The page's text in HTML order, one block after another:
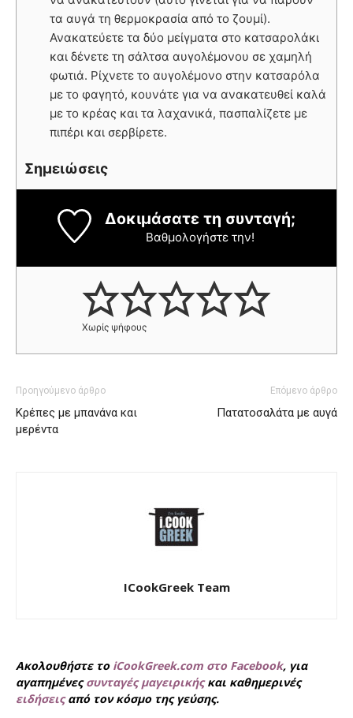
τα αυγά τη θερμοκρασία από το ζουμί).
Ανακατεύετε τα δύο μείγματα στο κατσαρολάκι
και δένετε τη σάλτσα αυγολέμονου σε χαμηλή
φωτιά. Ρίχνετε το αυγολέμονο στην κατσαρόλα
με το φαγητό, κουνάτε για να ανακατευθεί καλά
με το κρέας και τα λαχανικά, πασπαλίζετε με
πιπέρι και σερβίρετε.
Σημειώσεις
Δοκιμάσατε τη συνταγή;
Βαθμολογήστε την!
Χωρίς ψήφους
Προηγούμενο άρθρο
Κρέπες με μπανάνα και
μερέντα
Επόμενο άρθρο
Πατατοσαλάτα με αυγά
ICookGreek Team
Ακολουθήστε το iCookGreek.com στο Facebook, για
αγαπημένεςσυνταγές μαγειρικήςκαι καθημερινές
ειδήσειςαπό τον κόσμο της γεύσης.